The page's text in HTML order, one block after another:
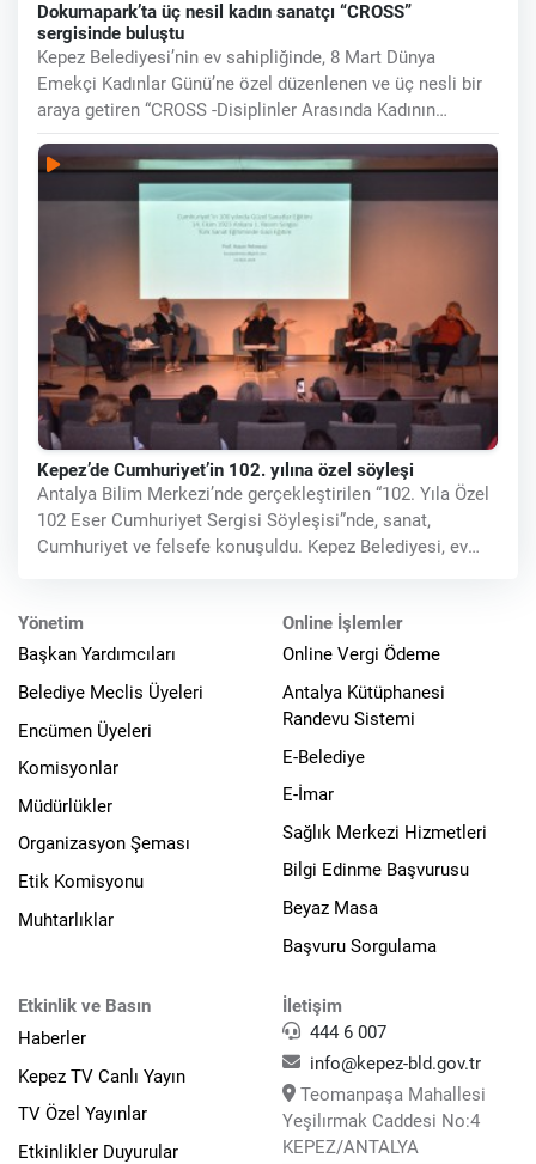
Dokumapark’ta üç nesil kadın sanatçı “CROSS”
sergisinde buluştu
Kepez Belediyesi’nin ev sahipliğinde, 8 Mart Dünya
Emekçi Kadınlar Günü’ne özel düzenlenen ve üç nesli bir
araya getiren “CROSS -Disiplinler Arasında Kadının
Merkezinde” adlı
Kepez’de Cumhuriyet’in 102. yılına özel söyleşi
Antalya Bilim Merkezi’nde gerçekleştirilen “102. Yıla Özel
102 Eser Cumhuriyet Sergisi Söyleşisi”nde, sanat,
Cumhuriyet ve felsefe konuşuldu. Kepez Belediyesi, ev
Yönetim
Başkan Yardımcıları
Belediye Meclis Üyeleri
Encümen Üyeleri
Komisyonlar
Müdürlükler
Organizasyon Şeması
Etik Komisyonu
Muhtarlıklar
Online İşlemler
Online Vergi Ödeme
Antalya Kütüphanesi
Randevu Sistemi
E-Belediye
E-İmar
Sağlık Merkezi Hizmetleri
Bilgi Edinme Başvurusu
Beyaz Masa
Başvuru Sorgulama
Etkinlik ve Basın
Haberler
Kepez TV Canlı Yayın
TV Özel Yayınlar
Etkinlikler Duyurular
İletişim
444 6 007
info@kepez-bld.gov.tr
Teomanpaşa Mahallesi
Yeşilırmak Caddesi No:4
KEPEZ/ANTALYA